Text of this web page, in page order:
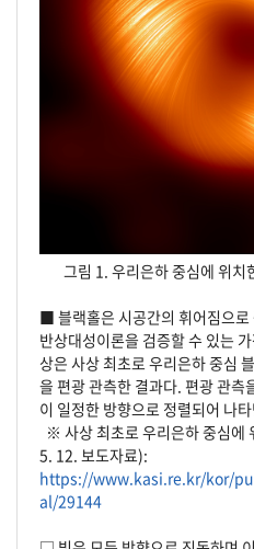
그림 1. 우리은하 중심에 위치
■ 블랙홀은 시공간의 휘어짐으
반상대성이론을 검증할 수 있는
상은 사상 최초로 우리은하 중심
을 편광 관측한 결과다. 편광 관측
이 일정한 방향으로 정렬되어 나
※ 사상 최초로 우리은하 중심에
5. 12. 보도자료):
https://www.kasi.re.kr/kor/
al/29144